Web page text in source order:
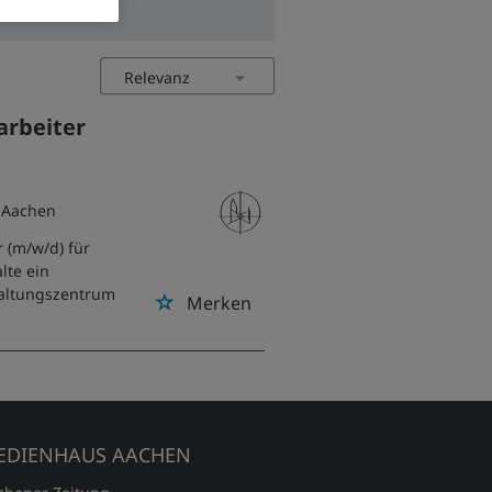
Merken
(m/w/d) für
ein
AACHEN